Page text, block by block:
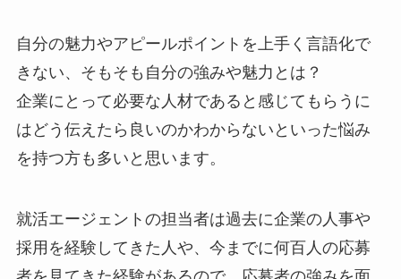
自分の魅力やアピールポイントを上手く言語化で
きない、そもそも自分の強みや魅力とは？
企業にとって必要な人材であると感じてもらうに
はどう伝えたら良いのかわからないといった悩み
を持つ方も多いと思います。
就活エージェントの担当者は過去に企業の人事や
採用を経験してきた人や、今までに何百人の応募